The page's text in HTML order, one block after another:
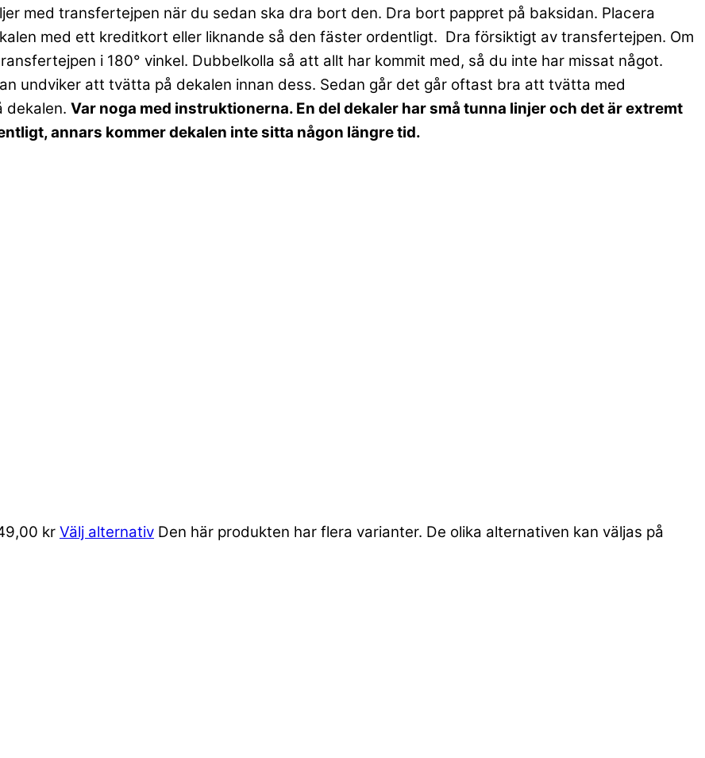
med transfertejpen när du sedan ska dra bort den. Dra bort pappret på baksidan. Placera
med ett kreditkort eller liknande så den fäster ordentligt. Dra försiktigt av transfertejpen. Om
i 180° vinkel. Dubbelkolla så att allt har kommit med, så du inte har missat något.
undviker att tvätta på dekalen innan dess. Sedan går det går oftast bra att tvätta med
dekalen. Var noga med instruktionerna. En del dekaler har små tunna linjer och det är extremt
annars kommer dekalen inte sitta någon längre tid.
kr Välj alternativ Den här produkten har flera varianter. De olika alternativen kan väljas på